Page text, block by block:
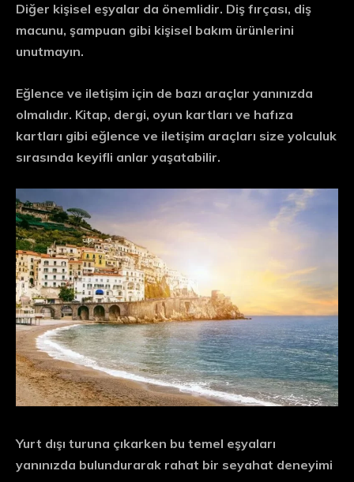
Diğer kişisel eşyalar da önemlidir. Diş fırçası, diş
macunu, şampuan gibi kişisel bakım ürünlerini
unutmayın.
Eğlence ve iletişim için de bazı araçlar yanınızda
olmalıdır. Kitap, dergi, oyun kartları ve hafıza
kartları gibi eğlence ve iletişim araçları size yolculuk
sırasında keyifli anlar yaşatabilir.
Yurt dışı turuna çıkarken bu temel eşyaları
yanınızda bulundurarak rahat bir seyahat deneyimi